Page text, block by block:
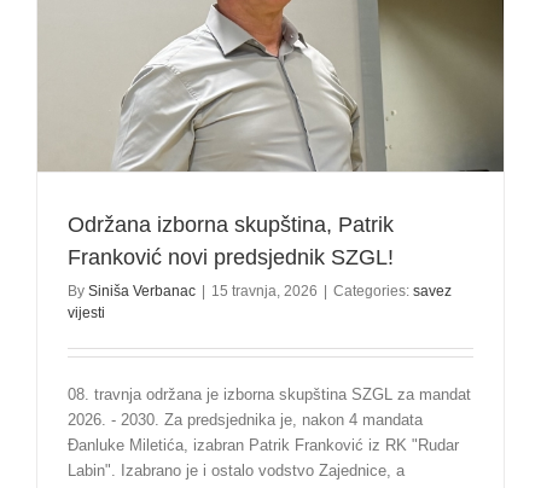
Održana izborna skupština, Patrik
Franković novi predsjednik SZGL!
By Siniša Verbanac | 15 travnja, 2026 | Categories: savez
vijesti
08. travnja održana je izborna skupština SZGL za mandat
2026. - 2030. Za predsjednika je, nakon 4 mandata
Đanluke Miletića, izabran Patrik Franković iz RK "Rudar
Labin". Izabrano je i ostalo vodstvo Zajednice, a